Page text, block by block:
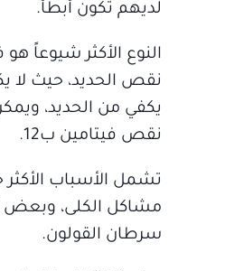
لديهم تكون أبطأ.
النوع الأكثر شيوعاً
نقص الحديد، حيث
يكفي من الحديد،
نقص فيتامين ب12.
تشمل الأسباب الأكثر
مشاكل الكلى، وبعض
سرطان القولون.